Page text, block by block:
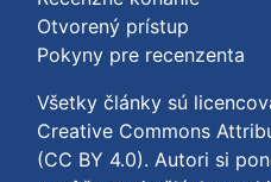
Otvorený prístup
Pokyny pre recenzenta
Všetky články sú
Creative Commons
(CC BY 4.0). Autori si